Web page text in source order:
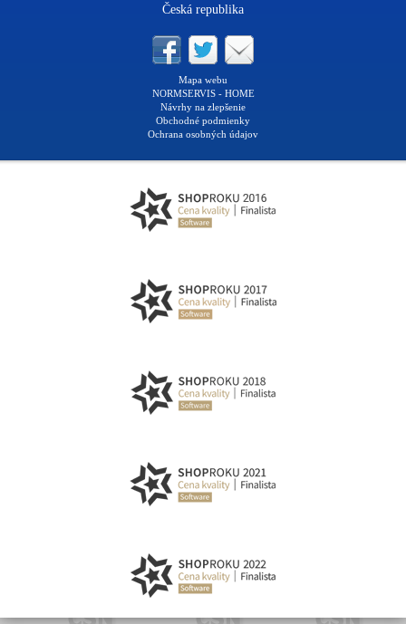
Česká republika
Mapa webu
NORMSERVIS - HOME
Návrhy na zlepšenie
Obchodné podmienky
Ochrana osobných údajov